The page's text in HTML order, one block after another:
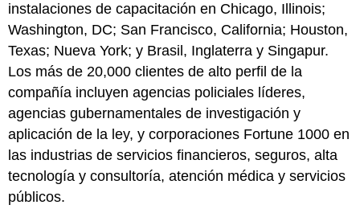
instalaciones de capacitación en Chicago, Illinois;
Washington, DC; San Francisco, California; Houston,
Texas; Nueva York; y Brasil, Inglaterra y Singapur.
Los más de 20,000 clientes de alto perfil de la
compañía incluyen agencias policiales líderes,
agencias gubernamentales de investigación y
aplicación de la ley, y corporaciones Fortune 1000 en
las industrias de servicios financieros, seguros, alta
tecnología y consultoría, atención médica y servicios
públicos.